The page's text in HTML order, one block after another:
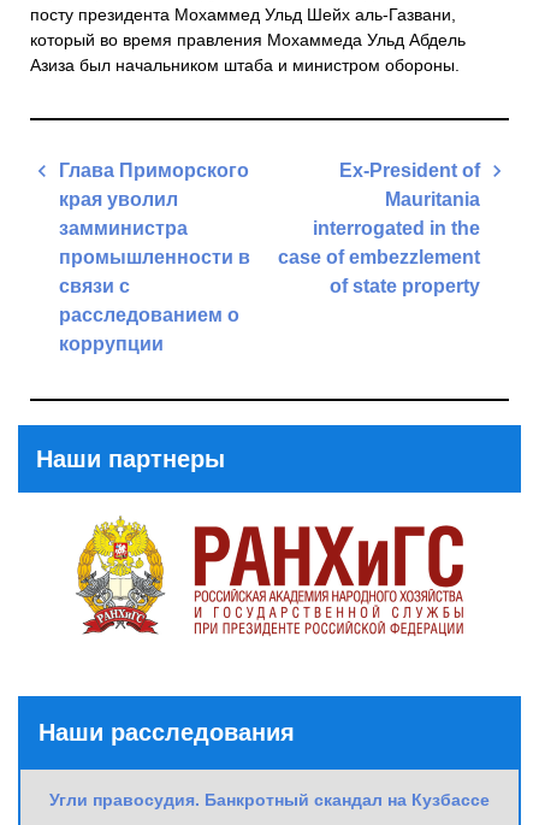
посту президента Мохаммед Ульд Шейх аль-Газвани,
который во время правления Мохаммеда Ульд Абдель
Азиза был начальником штаба и министром обороны.
Навигация
записям
Глава Приморского
края уволил
замминистра
промышленности в
связи с
расследованием о
коррупции
Ex-President of
Mauritania
interrogated in the
case of embezzlement
of state property
Наши партнеры
Наши расследования
Угли правосудия. Банкротный скандал на Кузбассе